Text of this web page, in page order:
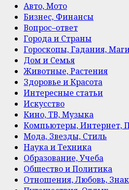
Авто, Мото
Бизнес, Финансы
Вопрос–ответ
Города и Страны
Гороскопы, Гадания,
Дом и Семья
Животные, Растения
Здоровье и Красота
Интересные статьи
Искусство
Кино, ТВ, Музыка
Компьютеры, Интернет,
Мода, Звезды, Стиль
Наука и Техника
Образование, Учеба
Общество и Политика
Отношения, Любовь,